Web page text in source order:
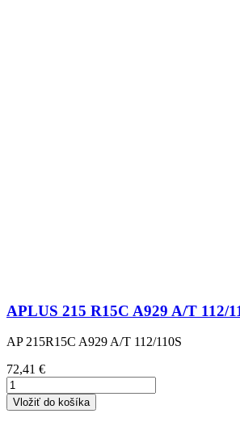
APLUS 215 R15C A929 A/T 112/
AP 215R15C A929 A/T 112/110S
Cena
72,41 €
Vložiť do košíka